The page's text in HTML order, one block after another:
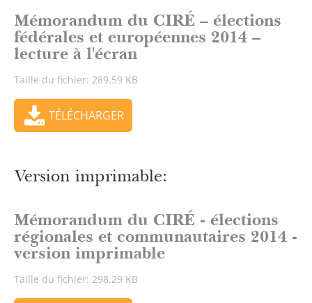
Mémorandum du CIRÉ – élections
fédérales et européennes 2014 –
lecture à l'écran
Taille du fichier: 289.59 KB
TÉLÉCHARGER
Version imprimable:
Mémorandum du CIRÉ - élections
régionales et communautaires 2014 -
version imprimable
Taille du fichier: 298.29 KB